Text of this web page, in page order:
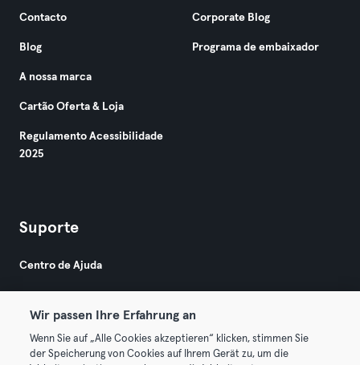
Contacto
Blog
A nossa marca
Cartão Oferta & Loja
Regulamento Acessibilidade
2025
Corporate Blog
Programa de embaixador
Suporte
Centro de Ajuda
Wir passen Ihre Erfahrung an
Wenn Sie auf „Alle Cookies akzeptieren“ klicken, stimmen Sie
der Speicherung von Cookies auf Ihrem Gerät zu, um die